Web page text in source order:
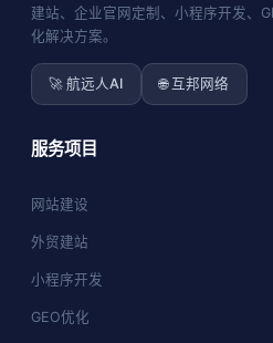
建站、企业官网定制、小程序开发、
化解决方案。
🚀 航远人AI 🌐 互邦网络
服务项目
网站建设
外贸建站
小程序开发
GEO优化